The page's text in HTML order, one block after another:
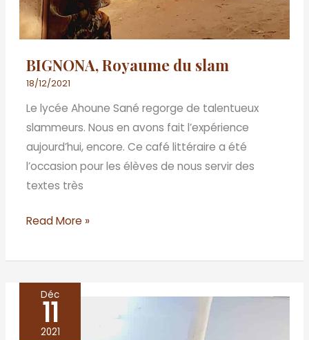
BIGNONA, Royaume du slam
18/12/2021
Le lycée Ahoune Sané regorge de talentueux
slammeurs. Nous en avons fait l’expérience
aujourd’hui, encore. Ce café littéraire a été
l’occasion pour les élèves de nous servir des
textes très
Read More »
Déc
11
2021